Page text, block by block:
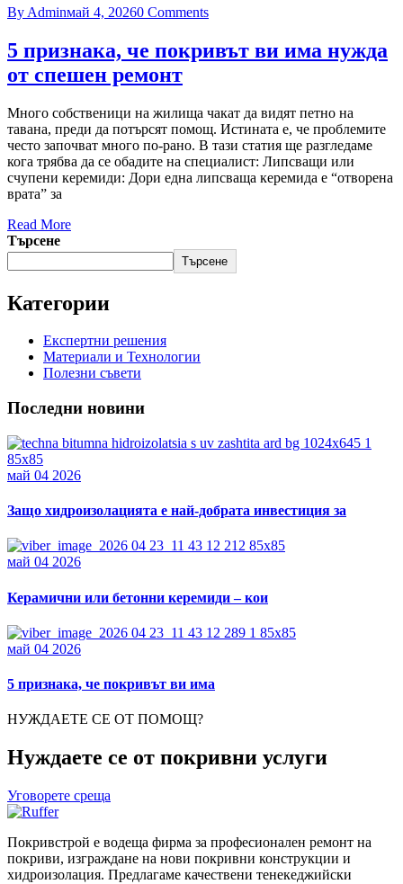
By Adminмай 4, 20260 Comments
5 признака, че покривът ви има нужда
от спешен ремонт
Много собственици на жилища чакат да видят петно на
тавана, преди да потърсят помощ. Истината е, че проблемите
често започват много по-рано. В тази статия ще разгледаме
кога трябва да се обадите на специалист: Липсващи или
счупени керемиди: Дори една липсваща керемида е “отворена
врата” за
Read More
Търсене
Търсене
Категории
Експертни решения
Материали и Технологии
Полезни съвети
Последни новини
май 04 2026
Защо хидроизолацията е най-добрата инвестиция за
май 04 2026
Керамични или бетонни керемиди – кои
май 04 2026
5 признака, че покривът ви има
НУЖДАЕТЕ СЕ ОТ ПОМОЩ?
Нуждаете се от покривни услуги
Уговорете среща
Покривстрой е водеща фирма за професионален ремонт на
покриви, изграждане на нови покривни конструкции и
хидроизолация. Предлагаме качествени тенекеджийски